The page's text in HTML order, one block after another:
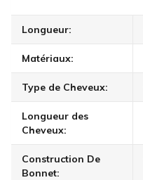
Longueur:
Matériaux:
Type de Cheveux:
Longueur des
Cheveux:
Construction De
Bonnet: